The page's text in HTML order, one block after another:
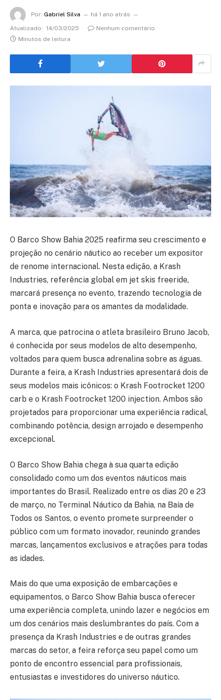
Por: Gabriel Silva
há 1 ano atrás
Atualizado: 14/03/2025
Nenhum comentário
Minutos de leitura
O Barco Show Bahia 2025 reafirma seu crescimento e
projeção no cenário náutico ao receber um expositor
de renome internacional. Nesta edição, a Krash
Industries, referência global em jet skis freeride,
marcará presença no evento, trazendo tecnologia de
ponta e inovação para os amantes da modalidade.
A marca, que patrocina o atleta brasileiro Bruno Jacob,
é conhecida por seus modelos de alto desempenho,
voltados para quem busca adrenalina sobre as águas.
Durante a feira, a Krash Industries apresentará dois de
seus modelos mais icônicos: o Krash Footrocket 1200
carb e o Krash Footrocket 1200 injection. Ambos são
projetados para proporcionar uma experiência radical,
combinando potência, design arrojado e desempenho
excepcional.
O Barco Show Bahia chega à sua quarta edição
consolidado como um dos eventos náuticos mais
importantes do Brasil. Realizado entre os dias 20 e 23
de março, no Terminal Náutico da Bahia, na Baía de
Todos os Santos, o evento promete surpreender o
público com um formato inovador, reunindo grandes
marcas, lançamentos exclusivos e atrações para todas
as idades.
Mais do que uma exposição de embarcações e
equipamentos, o Barco Show Bahia busca oferecer
uma experiência completa, unindo lazer e negócios em
um dos cenários mais deslumbrantes do país. Com a
presença da Krash Industries e de outras grandes
marcas do setor, a feira reforça seu papel como um
ponto de encontro essencial para profissionais,
entusiastas e investidores do universo náutico.